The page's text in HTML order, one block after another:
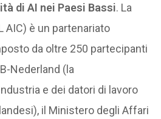
di AI nei Paesi Bassi. La
AIC) è un partenariato
da oltre 250 partecipanti
Nederland (la
e dei datori di lavoro
il Ministero degli Affari